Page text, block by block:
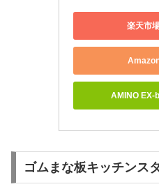
楽天市
AMINO EX-
ゴムまな板キッチンス